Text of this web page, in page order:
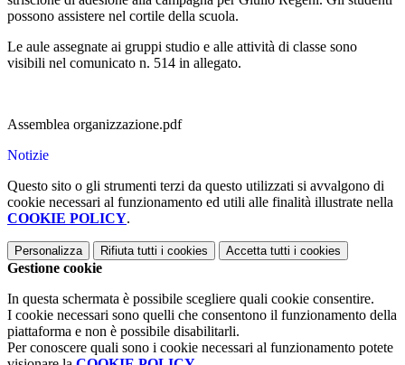
possono assistere nel cortile della scuola.
Le aule assegnate ai gruppi studio e alle attività di classe sono
visibili nel comunicato n. 514 in allegato.
Assemblea organizzazione.pdf
Notizie
Questo sito o gli strumenti terzi da questo utilizzati si avvalgono di
cookie necessari al funzionamento ed utili alle finalità illustrate nella
COOKIE POLICY.
Personalizza Rifiuta tutti i cookies Accetta tutti i cookies
Gestione cookie
In questa schermata è possibile scegliere quali cookie consentire.
I cookie necessari sono quelli che consentono il funzionamento della
piattaforma e non è possibile disabilitarli.
Per conoscere quali sono i cookie necessari al funzionamento potete